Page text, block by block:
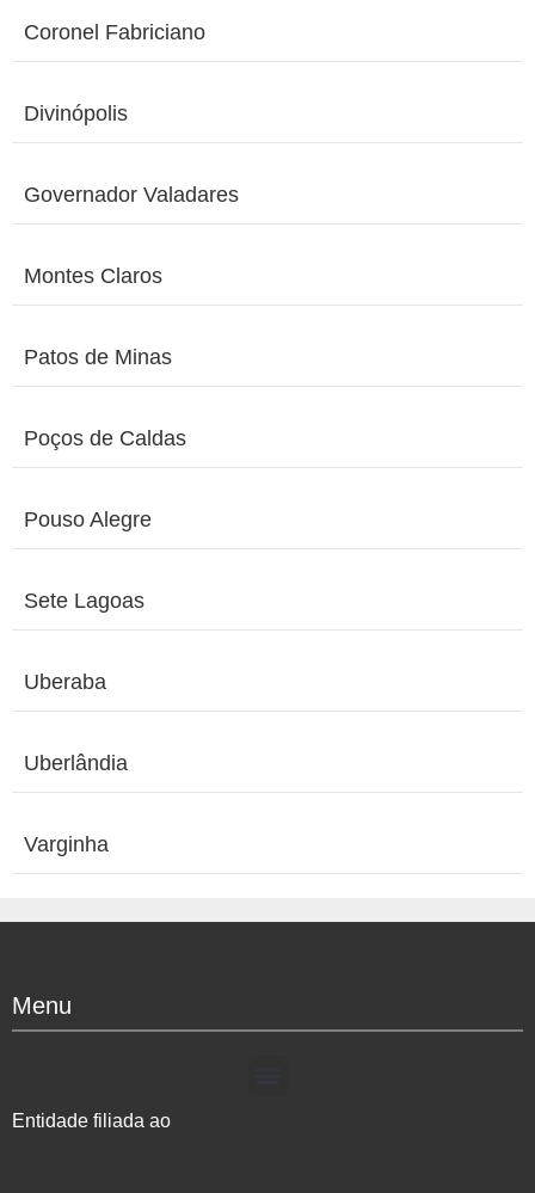
Coronel Fabriciano
Divinópolis
Governador Valadares
Montes Claros
Patos de Minas
Poços de Caldas
Pouso Alegre
Sete Lagoas
Uberaba
Uberlândia
Varginha
Menu
Entidade filiada ao